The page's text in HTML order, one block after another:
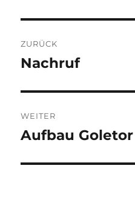
ZURÜCK
Vorheriger
Nachruf
WEITER
Nächster
Aufbau Goletor